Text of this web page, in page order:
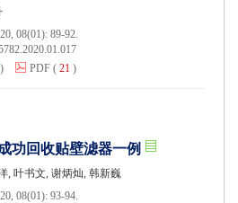
08(01): 89-92.
) PDF ( 21 )
功回收贴壁滤器一例
, 叶书文, 谢炳灿, 韩新巍
08(01): 93-94.